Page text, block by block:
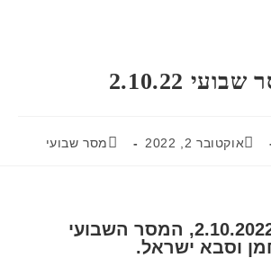
2.10.22
אוקטובר 2, 2022 מסר שבועי
יום ראשון ה-2.10.2022, המסר השבועי
וסבא ישראל.